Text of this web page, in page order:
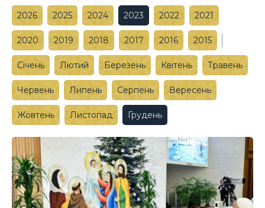
2026 2025 2024 2023 2022 2021
2020 2019 2018 2017 2016 2015
Січень Лютий Березень Квітень Травень
Червень Липень Серпень Вересень
Жовтень Листопад Грудень